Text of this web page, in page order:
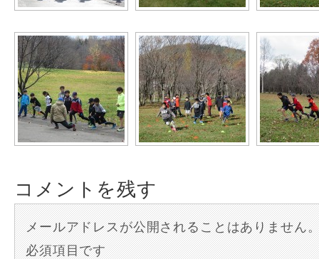
コメントを残す
メールアドレスが公開されることはありません
必須項目です